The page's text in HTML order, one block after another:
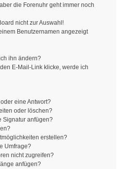
die Forenuhr geht immer noch
nicht zur Auswahl!
Benutzernamen angezeigt
ihn ändern?
E-Mail-Link klicke, werde ich
eine Antwort?
oder löschen?
Signatur anfügen?
erstellen?
Umfrage?
nicht zugreifen?
anfügen?